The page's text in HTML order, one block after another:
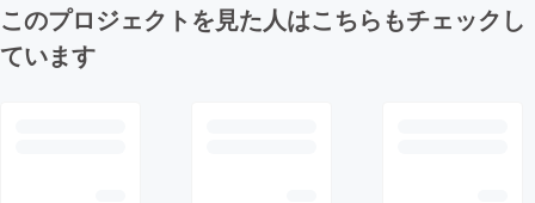
このプロジェクトを見た人はこちらもチェックし
ています